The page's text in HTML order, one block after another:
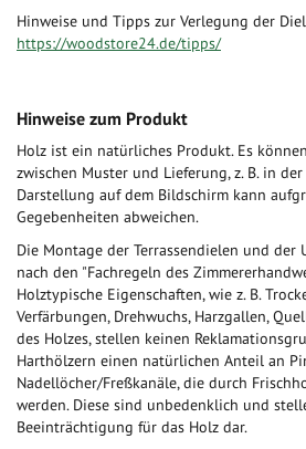
Hinweise und Tipps zur Verlegung der
https://woodstore24.de/tipps/
Hinweise zum Produkt
Holz ist ein natürliches Produkt. Es
zwischen Muster und Lieferung, z. B. in
Darstellung auf dem Bildschirm kann
Gegebenheiten abweichen.
Die Montage der Terrassendielen und
nach den "Fachregeln des
Holztypische Eigenschaften, wie z. B.
Verfärbungen, Drehwuchs, Harzgallen,
des Holzes, stellen keinen
Harthölzern einen natürlichen Anteil an
Nadellöcher/Freßkanäle, die durch
werden. Diese sind unbedenklich und
Beeinträchtigung für das Holz dar.